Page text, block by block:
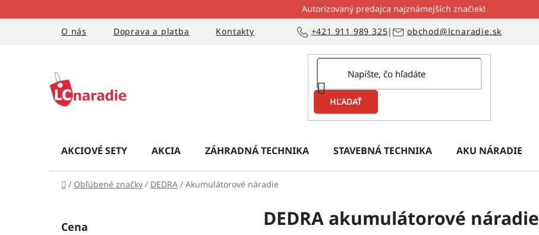
na
Autorizovaný predajca najznámejších značiek!
O nás
Doprava a platba Kontakty +421 911 989 325| obchod@lcnaradie.sk
HĽADAŤ
AKCIOVÉ SETY AKCIA ZÁHRADNÁ TECHNIKA STAVEBNÁ TECHNIKA AKU NÁRADIE
Domov
/ Obľúbené značky / DEDRA / Akumulátorové náradie
Cena DEDRA akumulátorové náradie